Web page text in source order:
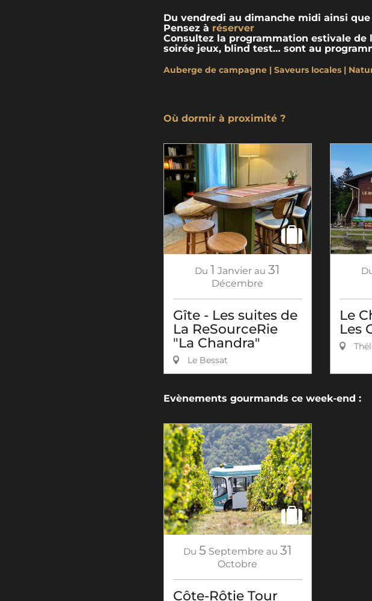
Du vendredi au dimanche midi ainsi
Pensez à réserver
Consultez la programmation estivale
soirée jeux, blind test… sont au
Auberge de campagne | Saveurs locales |
Où dormir à proximité ?
Du 1 Janvier au 31
Décembre
Gîte - Les suites de
La ReSourceRie
"La Chandra"
Le Bessat
Le
Les
Evènements gourmands ce week-end :
Du 5 Septembre au 31
Octobre
Côte-Rôtie Tour